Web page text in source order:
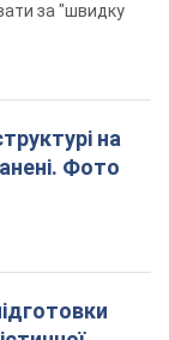
за "швидку
на
Фото